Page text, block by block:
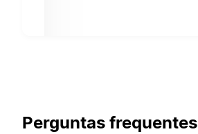
Perguntas frequentes